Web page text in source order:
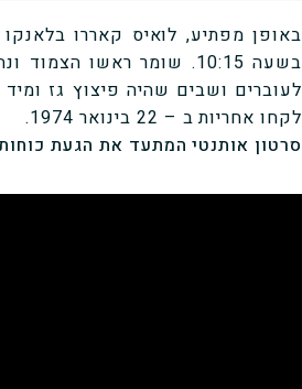
באופן מפתיע, לואיס קאררו
בשעה 10:15. שומר ראשו
לקחו אחריות ב – 22 בינואר 1974.
סרטון אותנטי המתעד את הגעת